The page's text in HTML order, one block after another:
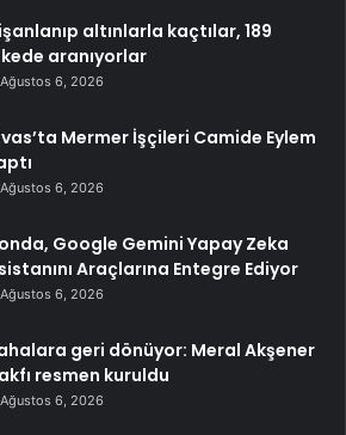
altınlarla kaçtılar, 189
aranıyorlar
Ağustos 6, 2026
Mermer İşçileri Camide Eylem
Ağustos 6, 2026
Google Gemini Yapay Zeka
Araçlarına Entegre Ediyor
Ağustos 6, 2026
geri dönüyor: Meral Akşener
resmen kuruldu
Ağustos 6, 2026